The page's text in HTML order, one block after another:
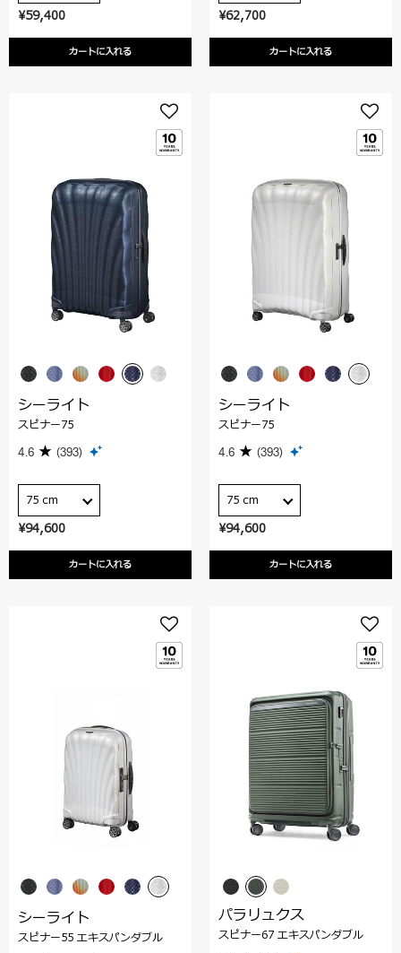
¥59,400
カートに入れる
¥62,700
カートに入れる
¥94,600
カートに入れる
シーライト
スピナー75
4.6 (393)
75 cm
¥94,600
カートに入れる
シーライト
スピナー75
4.6 (393)
75 cm
シーライト
スピナー55 エキスパンダブル
パラリュクス
スピナー67 エキスパンダブル